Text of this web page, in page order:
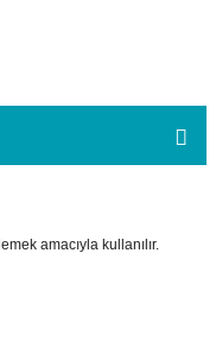
amacıyla kullanılır.